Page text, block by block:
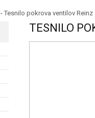
- Tesnilo pokrova ventilov Reinz
TESNILO